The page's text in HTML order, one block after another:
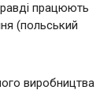
працюють
(польський
виробництва